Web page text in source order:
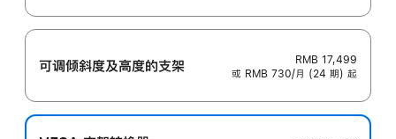
可调倾斜度及高‍度的支‍架
RMB 17,499
或 RMB 730/月 (24 期) 起